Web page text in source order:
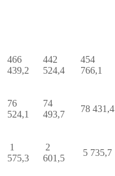
466
439,2
442
524,4
454
766,1
76
524,1
74
493,7
78
1
575,3
2
601,5
5